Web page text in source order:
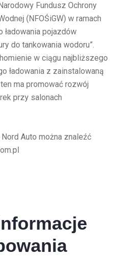
Fundusz Ochrony
(NFOŚiGW) w ramach
ładowania pojazdów
do tankowania wodoru”.
w ciągu najbliższego
ładowania z zainstalowaną
ma promować rozwój
przy salonach
Auto można znaleźć